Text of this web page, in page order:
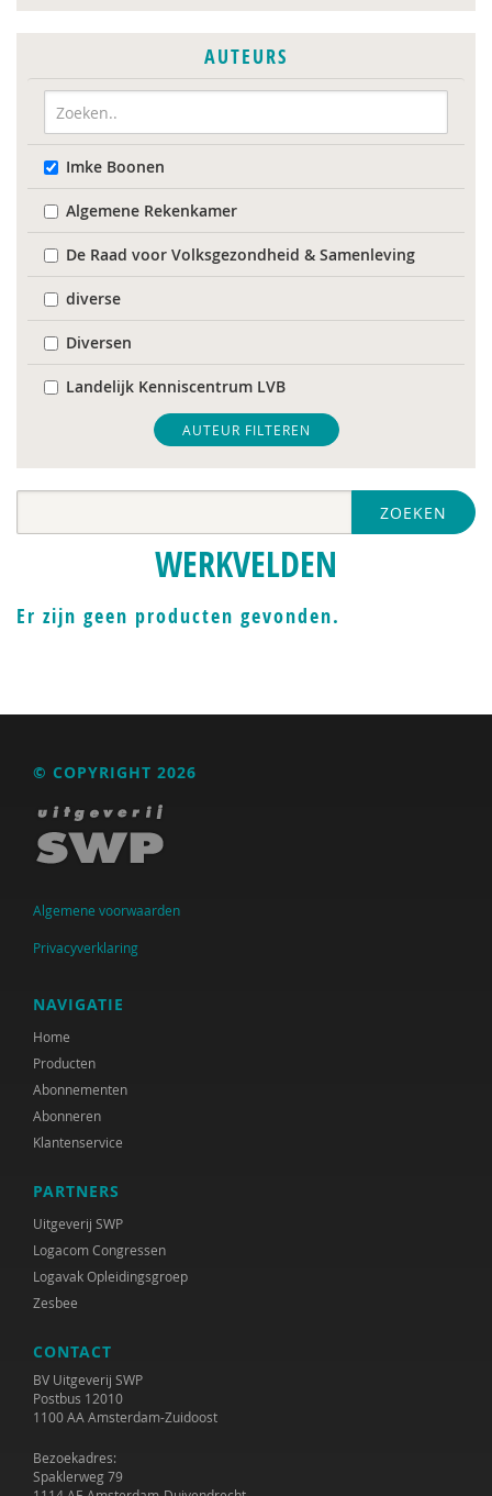
AUTEURS
Imke Boonen
Algemene Rekenkamer
De Raad voor Volksgezondheid & Samenleving
diverse
Diversen
Landelijk Kenniscentrum LVB
Mariëlle Bruning
Mentale gezondheidsnetwerken
Nederlandse Sportalliantie m.m.v. Stichting
Vreedzaam
VGN
Anja van der Aa
Manja Abrahams
Nesrien Abu Ghazaleh
Marga Akkerman
Catelijne Akkermans
Gerard Alderliefste
Erik Alink
Astrid Altena
Mariët an Rossum
Ria Andrews
Nynke Andringa
AUTEUR FILTEREN
ZOEKEN
WERKVELDEN
Er zijn geen producten gevonden.
© COPYRIGHT 2026
Algemene voorwaarden
Privacyverklaring
NAVIGATIE
Home
Producten
Abonnementen
Abonneren
Klantenservice
PARTNERS
Uitgeverij SWP
Logacom Congressen
Logavak Opleidingsgroep
Zesbee
CONTACT
BV Uitgeverij SWP
Postbus 12010
1100 AA Amsterdam-Zuidoost
Bezoekadres:
Spaklerweg 79